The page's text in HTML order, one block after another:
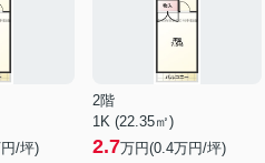
/坪)
2階
1K (22.35㎡)
2.7万円(0.4万円/坪)